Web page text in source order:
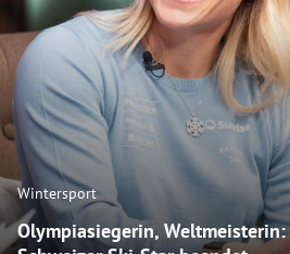
Wintersport
Olympiasiegerin, Weltmeisterin: